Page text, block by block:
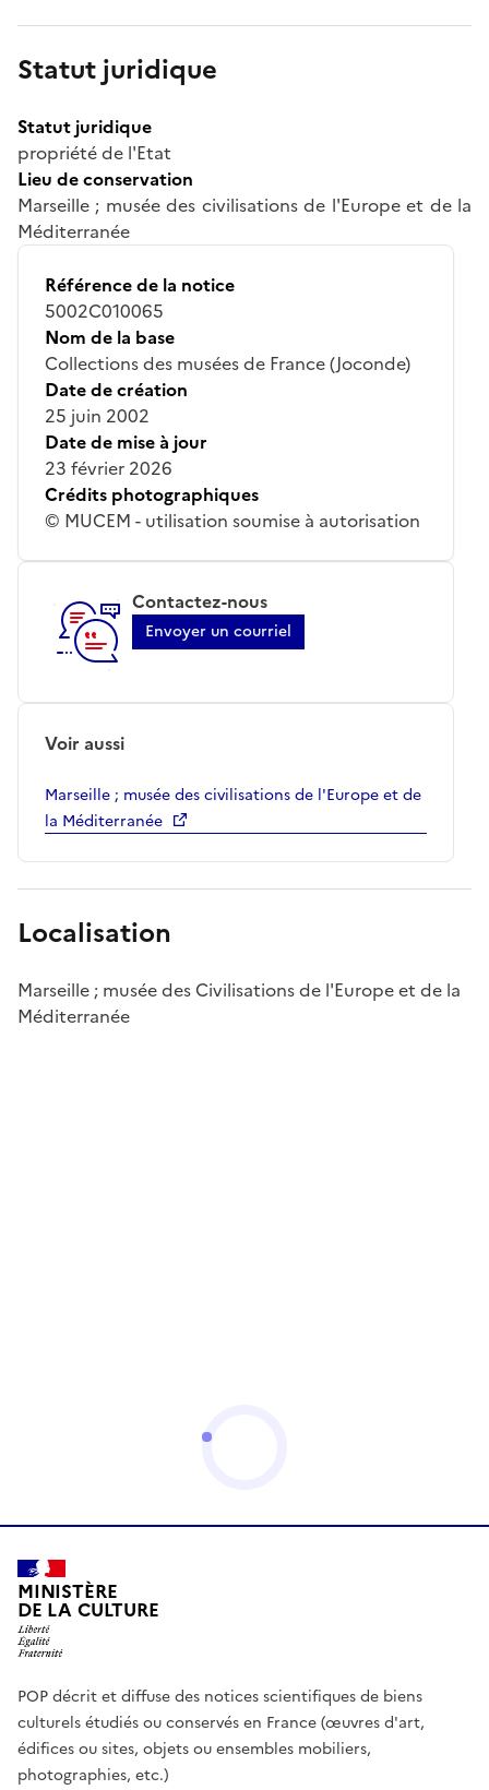
Statut juridique
Statut juridique
propriété de l'Etat
Lieu de conservation
Marseille ; musée des civilisations de l'Europe et de la
Méditerranée
Référence de la notice
5002C010065
Nom de la base
Collections des musées de France (Joconde)
Date de création
25 juin 2002
Date de mise à jour
23 février 2026
Crédits photographiques
© MUCEM - utilisation soumise à autorisation
Contactez-nous
Envoyer un courriel
Voir aussi
Marseille ; musée des civilisations de l'Europe et de
la Méditerranée
Localisation
Marseille ; musée des Civilisations de l'Europe et de la
Méditerranée
MINISTÈRE
DE LA CULTURE
POP décrit et diffuse des notices scientifiques de biens
culturels étudiés ou conservés en France (œuvres d'art,
édifices ou sites, objets ou ensembles mobiliers,
photographies, etc.)